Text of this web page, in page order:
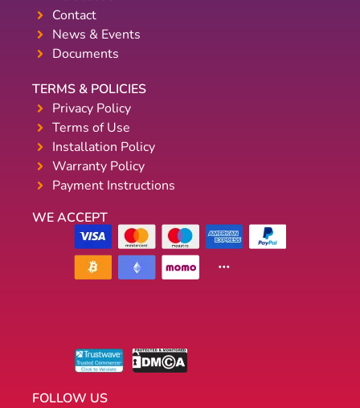
Contact
News & Events
Documents
TERMS & POLICIES
Privacy Policy
Terms of Use
Installation Policy
Warranty Policy
Payment Instructions
WE ACCEPT
FOLLOW US